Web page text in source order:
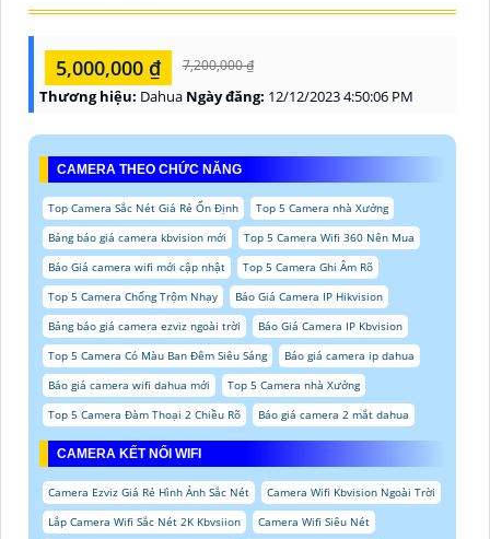
5,000,000 ₫ 7,200,000 ₫
Thương hiệu: Dahua Ngày đăng: 12/12/2023 4:50:06 PM
CAMERA THEO CHỨC NĂNG
Top Camera Sắc Nét Giá Rẻ Ổn Định
Top 5 Camera nhà Xưởng
Bảng báo giá camera kbvision mới
Top 5 Camera Wifi 360 Nên Mua
Báo Giá camera wifi mới cập nhật
Top 5 Camera Ghi Âm Rõ
Top 5 Camera Chống Trộm Nhạy
Báo Giá Camera IP Hikvision
Bảng báo giá camera ezviz ngoài trời
Báo Giá Camera IP Kbvision
Top 5 Camera Có Màu Ban Đêm Siêu Sáng
Báo giá camera ip dahua
Báo giá camera wifi dahua mới
Top 5 Camera nhà Xưởng
Top 5 Camera Đàm Thoại 2 Chiều Rõ
Báo giá camera 2 mắt dahua
CAMERA KẾT NỐI WIFI
Camera Ezviz Giá Rẻ Hình Ảnh Sắc Nét
Camera Wifi Kbvision Ngoài Trời
Lắp Camera Wifi Sắc Nét 2K Kbvsiion
Camera Wifi Siêu Nét